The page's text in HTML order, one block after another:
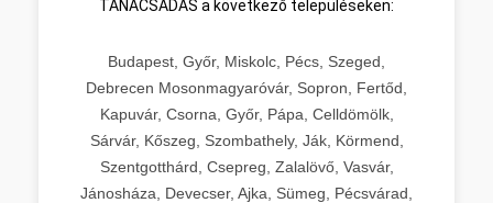
TANÁCSADÁS a következő településeken:
Budapest, Győr, Miskolc, Pécs, Szeged,
Debrecen Mosonmagyaróvár, Sopron, Fertőd,
Kapuvár, Csorna, Győr, Pápa, Celldömölk,
Sárvár, Kőszeg, Szombathely, Ják, Körmend,
Szentgotthárd, Csepreg, Zalalövő, Vasvár,
Jánosháza, Devecser, Ajka, Sümeg, Pécsvárad,